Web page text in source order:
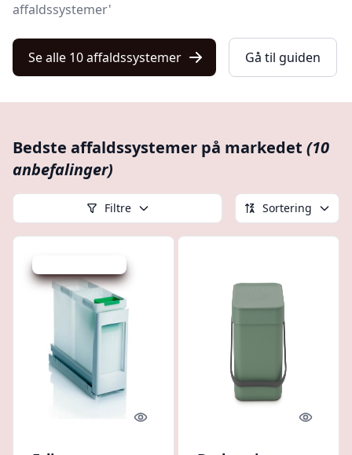
affaldssystemer'
Se alle 10 affaldssystemer Gå til guiden
Bedste affaldssystemer på markedet (10
anbefalinger)
Filtre Sortering
Quick look Quick